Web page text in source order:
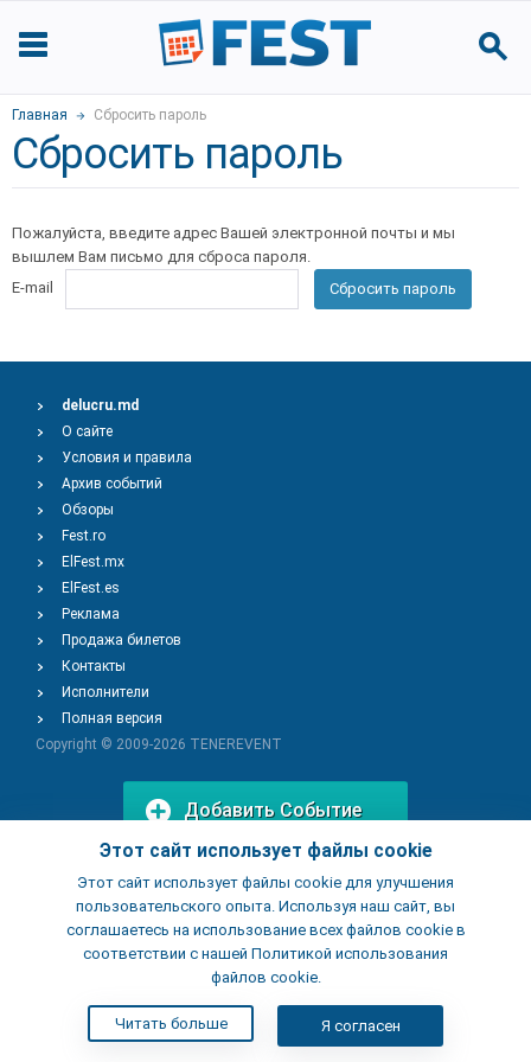
Главная Сбросить пароль
Сбросить пароль
Пожалуйста, введите адрес Вашей электронной почты и мы
вышлем Вам письмо для сброса пароля.
E-mail
Сбросить пароль
Этот сайт использует файлы cookie
Этот сайт использует файлы cookie для улучшения
пользовательского опыта. Используя наш сайт, вы
соглашаетесь на использование всех файлов cookie в
соответствии с нашей Политикой использования
файлов cookie.
Читать больше Я согласен
delucru.md
О сайте
Условия и правила
Архив событий
Обзоры
Fest.ro
ElFest.mx
ElFest.es
Реклама
Продажа билетов
Контакты
Исполнители
Полная версия
Copyright © 2009-2026 TENEREVENT
Добавить Событие
Добавить Заведение